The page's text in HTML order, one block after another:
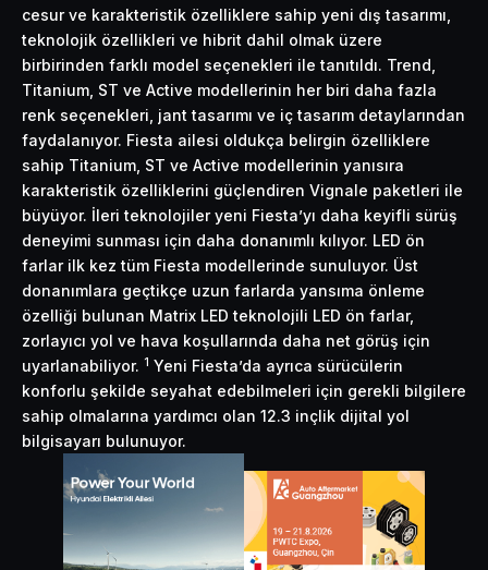
cesur ve karakteristik özelliklere sahip yeni dış tasarımı,
teknolojik özellikleri ve hibrit dahil olmak üzere
birbirinden farklı model seçenekleri ile tanıtıldı. Trend,
Titanium, ST ve Active modellerinin her biri daha fazla
renk seçenekleri, jant tasarımı ve iç tasarım detaylarından
faydalanıyor. Fiesta ailesi oldukça belirgin özelliklere
sahip Titanium, ST ve Active modellerinin yanısıra
karakteristik özelliklerini güçlendiren Vignale paketleri ile
büyüyor. İleri teknolojiler yeni Fiesta’yı daha keyifli sürüş
deneyimi sunması için daha donanımlı kılıyor. LED ön
farlar ilk kez tüm Fiesta modellerinde sunuluyor. Üst
donanımlara geçtikçe uzun farlarda yansıma önleme
özelliği bulunan Matrix LED teknolojili LED ön farlar,
zorlayıcı yol ve hava koşullarında daha net görüş için
uyarlanabiliyor. 1 Yeni Fiesta’da ayrıca sürücülerin
konforlu şekilde seyahat edebilmeleri için gerekli bilgilere
sahip olmalarına yardımcı olan 12.3 inçlik dijital yol
bilgisayarı bulunuyor.